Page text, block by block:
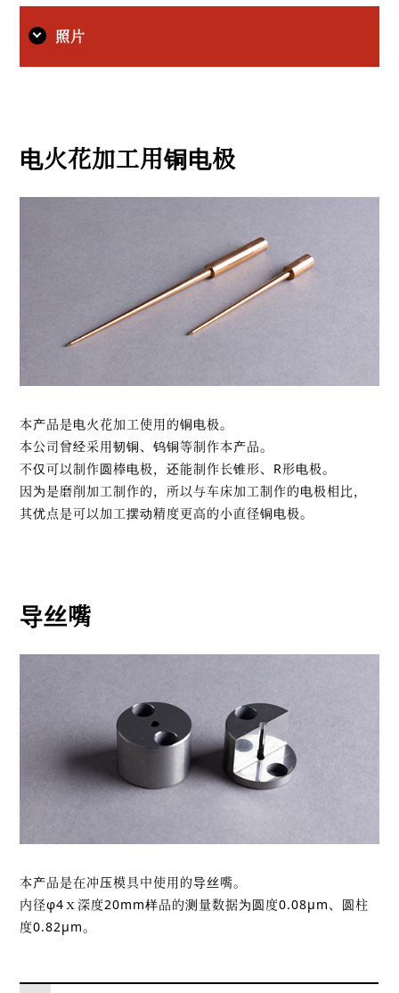
照片
电火花加工用铜电极
本产品是电火花加工使用的铜电极。
本公司曾经采用韧铜、钨铜等制作本产品。
不仅可以制作圆棒电极，还能制作长锥形、R形电极。
因为是磨削加工制作的，所以与车床加工制作的电极相比，
其优点是可以加工摆动精度更高的小直径铜电极。
导丝嘴
本产品是在冲压模具中使用的导丝嘴。
内径φ4ｘ深度20mm样品的测量数据为圆度0.08μm、圆柱
度0.82μm。